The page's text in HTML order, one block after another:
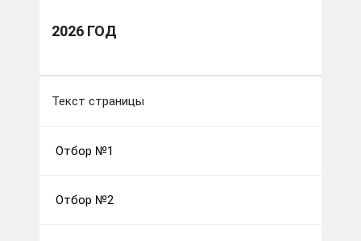
2026 ГОД
Текст страницы
Отбор №1
Отбор №2